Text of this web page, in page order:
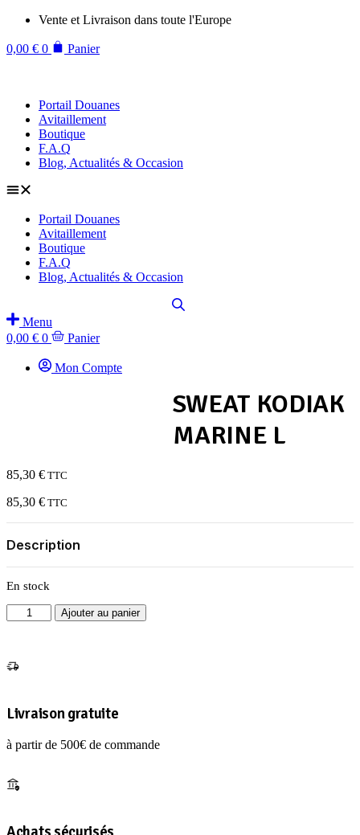
Aller
contenu
Vente et Livraison dans toute l'Europe
0,00 € 0 Panier
Portail Douanes
Avitaillement
Boutique
F.A.Q
Blog, Actualités & Occasion
Portail Douanes
Avitaillement
Boutique
F.A.Q
Blog, Actualités & Occasion
Menu
0,00 € 0 Panier
Mon Compte
SWEAT KODIAK
MARINE L
85,30 € TTC
85,30 € TTC
Description
En stock
quantité
de
MARINE
Ajouter au panier
Livraison gratuite
à partir de 500€ de commande
Achats sécurisés